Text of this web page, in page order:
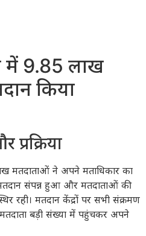
में 9.85 लाख
किया
मतदाताओं ने अपने मताधिकार का
मतदान संपन्न हुआ और मतदाताओं की
रही। मतदान केंद्रों पर सभी संक्रमण
बड़ी संख्या में पहुंचकर अपने